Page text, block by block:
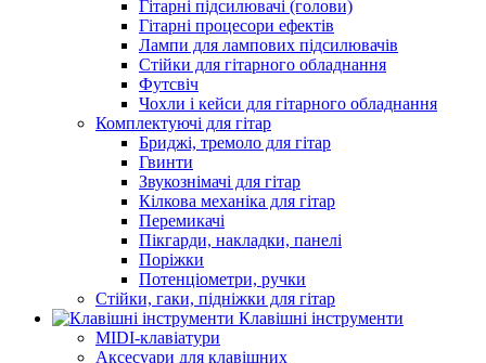
Гітарні підсилювачі (голови)
Гітарні процесори ефектів
Лампи для лампових підсилювачів
Стійки для гітарного обладнання
Футсвіч
Чохли і кейси для гітарного обладнання
Комплектуючі для гітар
Бриджі, тремоло для гітар
Гвинти
Звукознімачі для гітар
Кілкова механіка для гітар
Перемикачі
Пікгарди, накладки, панелі
Поріжки
Потенціометри, ручки
Стійки, гаки, підніжки для гітар
Клавішні інструменти
MIDI-клавіатури
Аксесуари для клавішних